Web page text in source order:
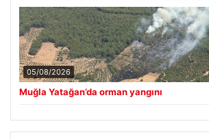
05/08/2026
Muğla Yatağan’da orman yangını